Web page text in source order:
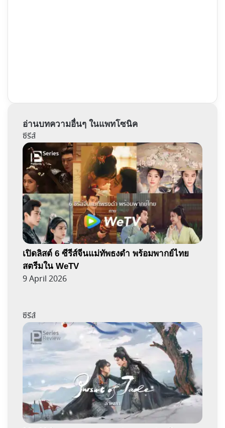
อ่านบทความอื่นๆ ในแพทโซนิค
ซีรีส์
เปิดลิสต์ 6 ซีรีส์จีนแม่ทัพธงดำ พร้อมพากย์ไทย
สตรีมใน WeTV
9 April 2026
ซีรีส์